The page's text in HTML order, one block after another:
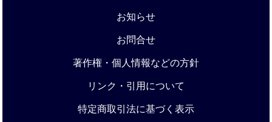
お知らせ
お問合せ
著作権・個人情報などの方針
リンク・引用について
特定商取引法に基づく表示